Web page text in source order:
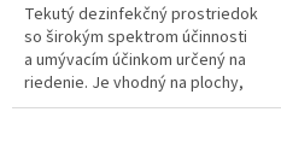
Tekutý dezinfekčný prostriedok
so širokým spektrom účinnosti
a umývacím účinkom určený na
riedenie. Je vhodný na plochy,
povrchy, predmety a nástroje.